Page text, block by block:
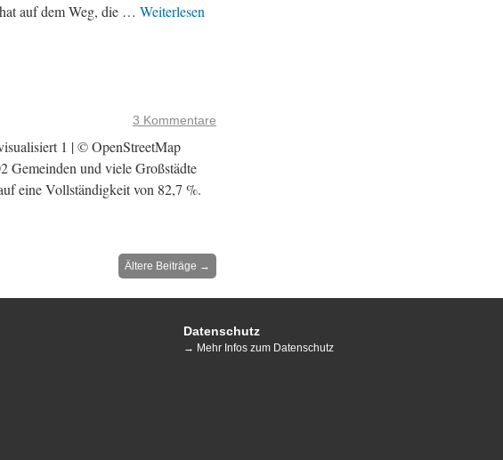
auf dem Weg, die … Weiterlesen
3 Kommentare
1 | © OpenStreetMap
und viele Großstädte
eine Vollständigkeit von 82,7 %.
Ältere Beiträge →
Datenschutz
→ Mehr Infos zum Datenschutz